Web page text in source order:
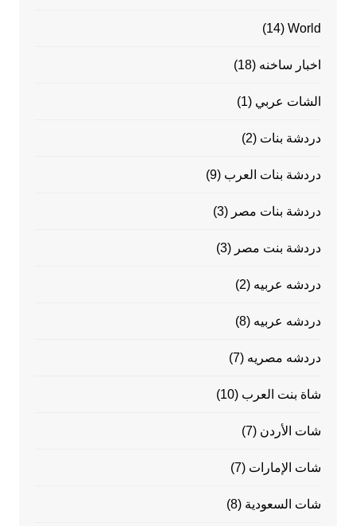
World
(14)
اخبار ساخنه (18)
الشات عربي (1)
دردشة بنات (2)
دردشة بنات العرب (9)
دردشة بنات مصر (3)
دردشة بنت مصر (3)
دردشه عربيه (2)
دردشه عربيه (8)
دردشه مصريه (7)
شاة بنت العرب (10)
شات الأردن (7)
شات الإمارات (7)
شات السعودية (8)